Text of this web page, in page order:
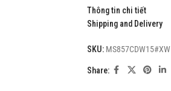
Header overlap
Thông tin chi tiết
Shipping and Delivery
SKU: MS857CDW15#XW
Share: